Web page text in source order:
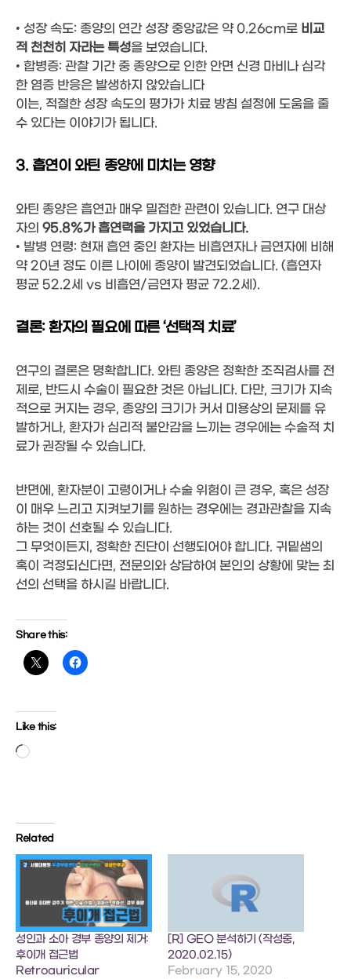
• 성장 속도: 종양의 연간 성장 중앙값은 약 0.26cm로 비교
적 천천히 자라는 특성을 보였습니다.
• 합병증: 관찰 기간 중 종양으로 인한 안면 신경 마비나 심각
한 염증 반응은 발생하지 않았습니다
이는, 적절한 성장 속도의 평가가 치료 방침 설정에 도움을 줄
수 있다는 이야기가 됩니다.
3. 흡연이 와틴 종양에 미치는 영향
와틴 종양은 흡연과 매우 밀접한 관련이 있습니다. 연구 대상
자의 95.8%가 흡연력을 가지고 있었습니다.
• 발병 연령: 현재 흡연 중인 환자는 비흡연자나 금연자에 비해
약 20년 정도 이른 나이에 종양이 발견되었습니다. (흡연자
평균 52.2세 vs 비흡연/금연자 평균 72.2세).
결론: 환자의 필요에 따른 ‘선택적 치료’
연구의 결론은 명확합니다. 와틴 종양은 정확한 조직검사를 전
제로, 반드시 수술이 필요한 것은 아닙니다. 다만, 크기가 지속
적으로 커지는 경우, 종양의 크기가 커서 미용상의 문제를 유
발하거나, 환자가 심리적 불안감을 느끼는 경우에는 수술적 치
료가 권장될 수 있습니다.
반면에, 환자분이 고령이거나 수술 위험이 큰 경우, 혹은 성장
이 매우 느리고 지켜보기를 원하는 경우에는 경과관찰을 지속
하는 것이 선호될 수 있습니다.
그 무엇이든지, 정확한 진단이 선행되어야 합니다. 귀밑샘의
혹이 걱정되신다면, 전문의와 상담하여 본인의 상황에 맞는 최
선의 선택을 하시길 바랍니다.
Share this:
Like this:
Loading…
Related
성인과 소아 경부 종양의 제거:
후이개 접근법
Retroauricular
[R] GEO 분석하기 (작성중,
2020.02.15)
February 15, 2020